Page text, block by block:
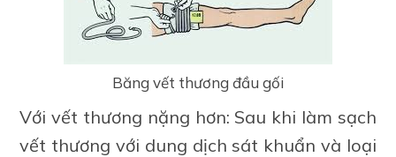
Băng vết thương đầu gối
Với vết thương nặng hơn: Sau khi làm sạch
vết thương với dung dịch sát khuẩn và loại